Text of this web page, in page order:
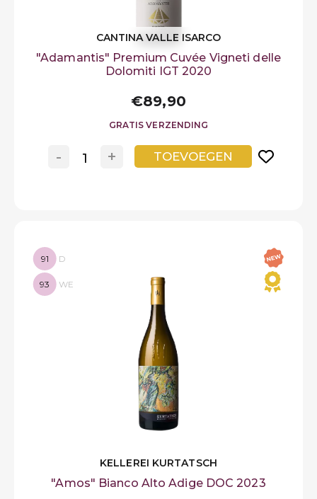
CANTINA VALLE ISARCO
"Adamantis" Premium Cuvée Vigneti delle
Dolomiti IGT 2020
€89,90
GRATIS VERZENDING
+
- TOEVOEGEN
91 D
93 WE
KELLEREI KURTATSCH
"Amos" Bianco Alto Adige DOC 2023